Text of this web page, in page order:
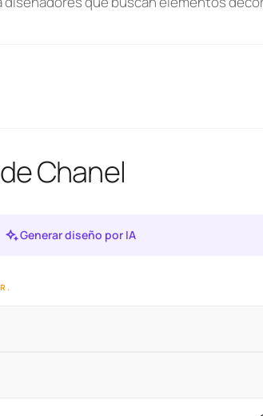
Chanel
Generar diseño por IA